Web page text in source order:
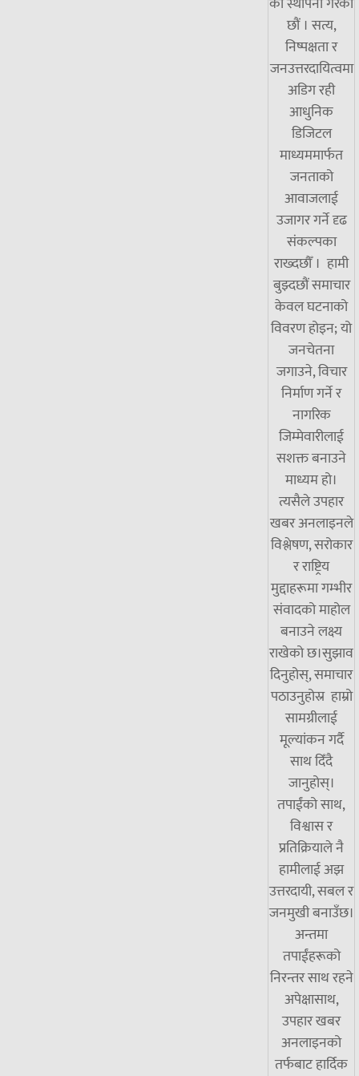
छौं । सत्य,
निष्पक्षता र
जनउत्तरदायित्वमा
अडिग रही
आधुनिक
डिजिटल
माध्यममार्फत
जनताको
आवाजलाई
उजागर गर्ने दृढ
संकल्पका
राख्दछौँ । हामी
बुझ्दछौं समाचार
केवल घटनाको
विवरण होइन; यो
जनचेतना
जगाउने, विचार
निर्माण गर्ने र
नागरिक
जिम्मेवारीलाई
सशक्त बनाउने
माध्यम हो।
त्यसैले उपहार
खबर अनलाइनले
विश्लेषण, सरोकार
र राष्ट्रिय
मुद्दाहरूमा गम्भीर
संवादको माहोल
बनाउने लक्ष्य
राखेको छ।सुझाव
दिनुहोस्, समाचार
पठाउनुहोस्र हाम्रो
सामग्रीलाई
मूल्यांकन गर्दै
साथ दिँदै
जानुहोस्।
तपाईंको साथ,
विश्वास र
प्रतिक्रियाले नै
हामीलाई अझ
उत्तरदायी, सबल र
जनमुखी बनाउँछ।
अन्तमा
तपाईंहरूको
निरन्तर साथ रहने
अपेक्षासाथ,
उपहार खबर
अनलाइनको
तर्फबाट हार्दिक